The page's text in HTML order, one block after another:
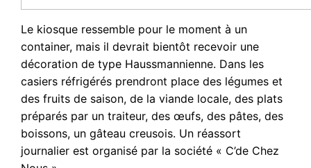
Le kiosque ressemble pour le moment à un
container, mais il devrait bientôt recevoir une
décoration de type Haussmannienne. Dans les
casiers réfrigérés prendront place des légumes et
des fruits de saison, de la viande locale, des plats
préparés par un traiteur, des œufs, des pâtes, des
boissons, un gâteau creusois. Un réassort
journalier est organisé par la société « C’de Chez